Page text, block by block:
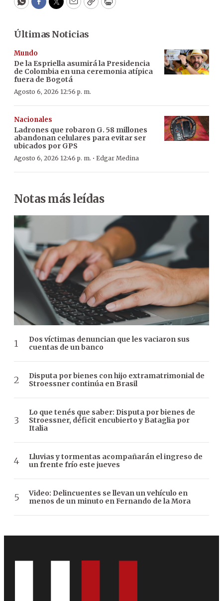
WhatsApp
Facebook
Twitter
EmailCopyPrint
Últimas Noticias
Mundo
De la Espriella asumirá la Presidencia
de Colombia en una ceremonia atípica
fuera de Bogotá
Agosto 6, 2026 12:56 p. m.
Nacionales
Ladrones que robaron G. 58 millones
abandonan celulares para evitar ser
ubicados por GPS
Agosto 6, 2026 12:46 p. m. · Edgar Medina
Notas más leídas
Dos víctimas denuncian que les vaciaron sus
cuentas de un banco
Disputa por bienes con hijo extramatrimonial de
Stroessner continúa en Brasil
Lo que tenés que saber: Disputa por bienes de
Stroessner, déficit encubierto y Bataglia por
Italia
Lluvias y tormentas acompañarán el ingreso de
un frente frío este jueves
Video: Delincuentes se llevan un vehículo en
menos de un minuto en Fernando de la Mora